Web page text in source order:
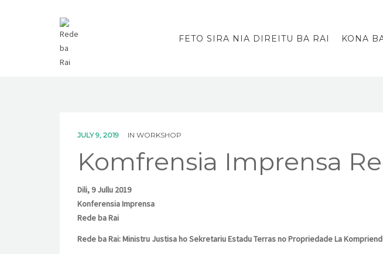
FETO SIRA NIA DIREITU BA RAI KONA
JULY 9, 2019 IN WORKSHOP
Komfrensia Imprensa
Dili, 9 Jullu 2019
Konferensia Imprensa
Rede ba Rai
Rede ba Rai: Ministru Justisa ho Sekretariu Estadu Terras no Propriedade La